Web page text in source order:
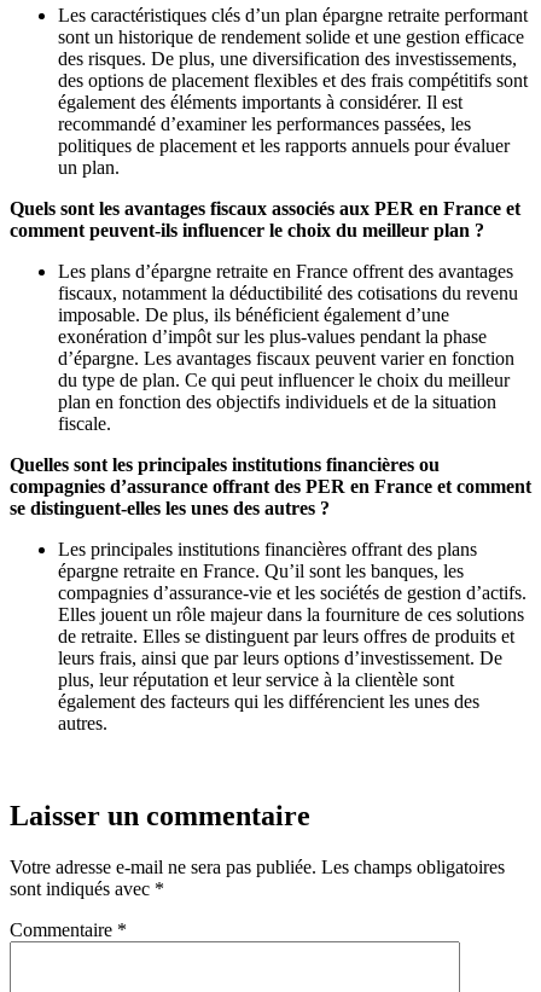
Les caractéristiques clés d’un plan épargne retraite performant
sont un historique de rendement solide et une gestion efficace
des risques. De plus, une diversification des investissements,
des options de placement flexibles et des frais compétitifs sont
également des éléments importants à considérer. Il est
recommandé d’examiner les performances passées, les
politiques de placement et les rapports annuels pour évaluer
un plan.
Quels sont les avantages fiscaux associés aux PER en France et
comment peuvent-ils influencer le choix du meilleur plan ?
Les plans d’épargne retraite en France offrent des avantages
fiscaux, notamment la déductibilité des cotisations du revenu
imposable. De plus, ils bénéficient également d’une
exonération d’impôt sur les plus-values pendant la phase
d’épargne. Les avantages fiscaux peuvent varier en fonction
du type de plan. Ce qui peut influencer le choix du meilleur
plan en fonction des objectifs individuels et de la situation
fiscale.
Quelles sont les principales institutions financières ou
compagnies d’assurance offrant des PER en France et comment
se distinguent-elles les unes des autres ?
Les principales institutions financières offrant des plans
épargne retraite en France. Qu’il sont les banques, les
compagnies d’assurance-vie et les sociétés de gestion d’actifs.
Elles jouent un rôle majeur dans la fourniture de ces solutions
de retraite. Elles se distinguent par leurs offres de produits et
leurs frais, ainsi que par leurs options d’investissement. De
plus, leur réputation et leur service à la clientèle sont
également des facteurs qui les différencient les unes des
autres.
Laisser un commentaire
Votre adresse e-mail ne sera pas publiée. Les champs obligatoires
sont indiqués avec *
Commentaire *